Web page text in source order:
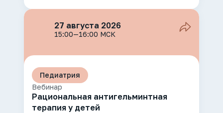
27 августа 2026
15:00—16:00 МСК
Педиатрия
Вебинар
Рациональная антигельминтная
терапия у детей